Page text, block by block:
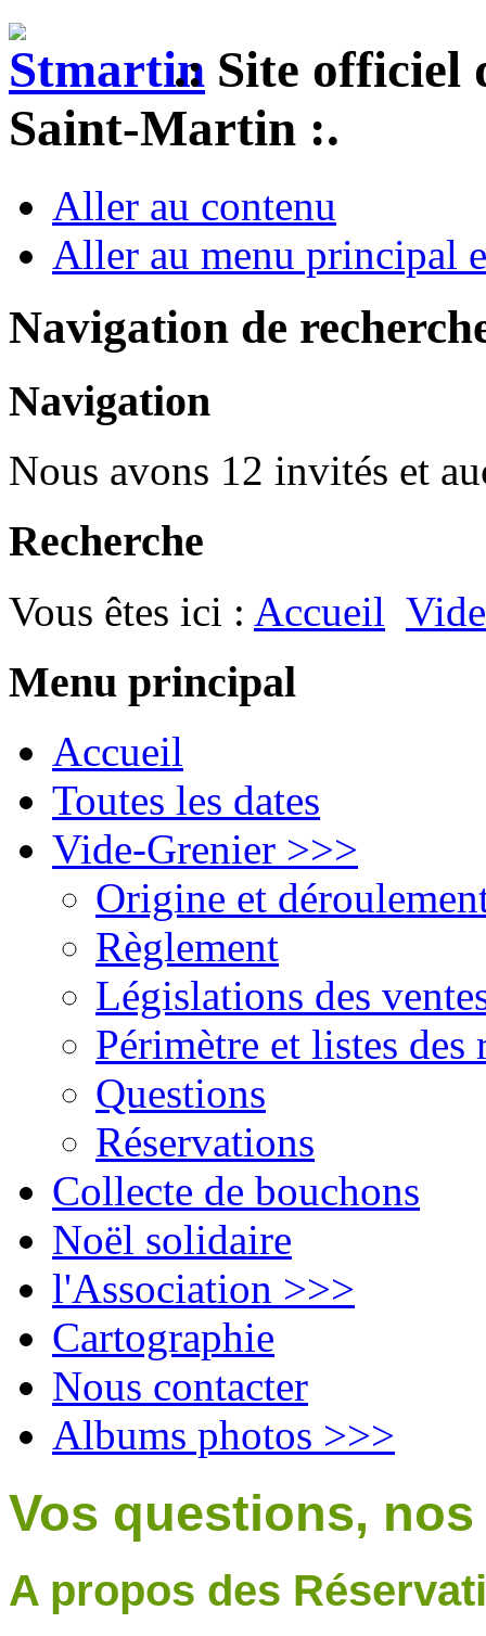
.: Site officiel
Saint-Martin :.
Aller au contenu
Aller au menu principal
Navigation de
Navigation
Nous avons 12 invités et
Recherche
Vous êtes ici : Accueil
Menu principal
Accueil
Toutes les dates
Vide-Grenier >>>
Origine et
Règlement
Législations des
Périmètre et listes des
Questions
Réservations
Collecte de bouchons
Noël solidaire
l'Association >>>
Cartographie
Nous contacter
Albums photos >>>
Vos questions,
A propos des